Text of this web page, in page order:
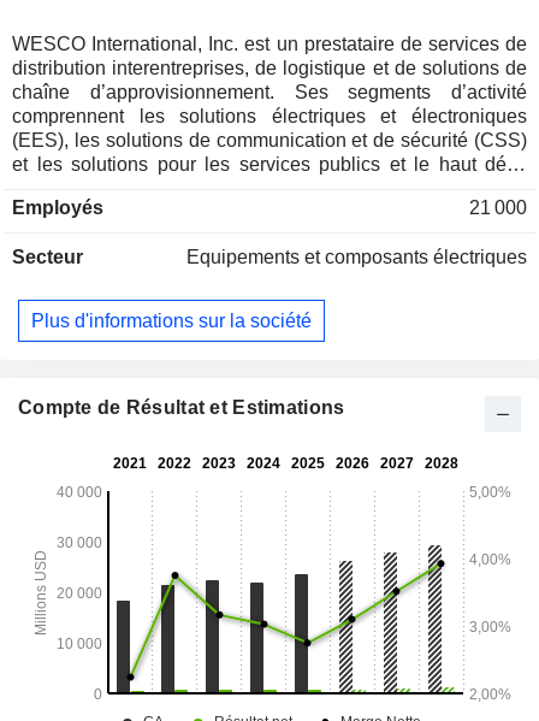
WESCO International, Inc. est un prestataire de services de
distribution interentreprises, de logistique et de solutions de
chaîne d’approvisionnement. Ses segments d’activité
comprennent les solutions électriques et électroniques
(EES), les solutions de communication et de sécurité (CSS)
et les solutions pour les services publics et le haut débit
de solutions à des clients issus des secteurs de la
portefeuille de produits EES comprend notamment une
dispositifs d’automatisation et connectés, ainsi que d’autres
produits. Le segment CSS est spécialisé dans les solutions
sur site, dans le cloud ou hybrides pour la vidéosurveillance,
segment UBS fournit des produits et services aux services
d’électricité publiques, y compris les municipalités, ainsi
qu’aux prestataires de services mondiaux, aux opérateurs
de téléphonie mobile, aux opérateurs haut débit et aux sous-
traitants qui fournissent des services à ces clients.
Employés 21 000
Secteur Equipements et composants électriques
Plus d'informations sur la société
Compte de Résultat et Estimations